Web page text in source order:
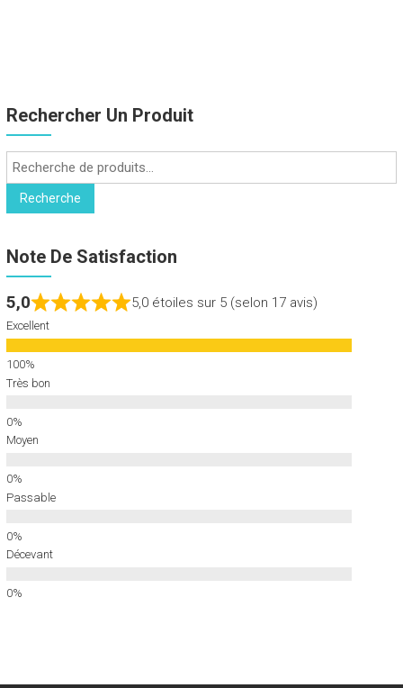
Rechercher Un Produit
Recherche
pour :
Recherche
Note De Satisfaction
5,0 5,0 étoiles sur 5 (selon 17 avis)
Excellent
Très bon
Moyen
Passable
Décevant